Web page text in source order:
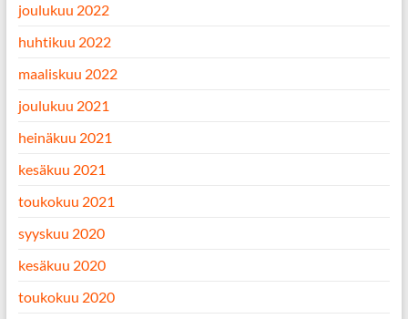
joulukuu 2022
huhtikuu 2022
maaliskuu 2022
joulukuu 2021
heinäkuu 2021
kesäkuu 2021
toukokuu 2021
syyskuu 2020
kesäkuu 2020
toukokuu 2020